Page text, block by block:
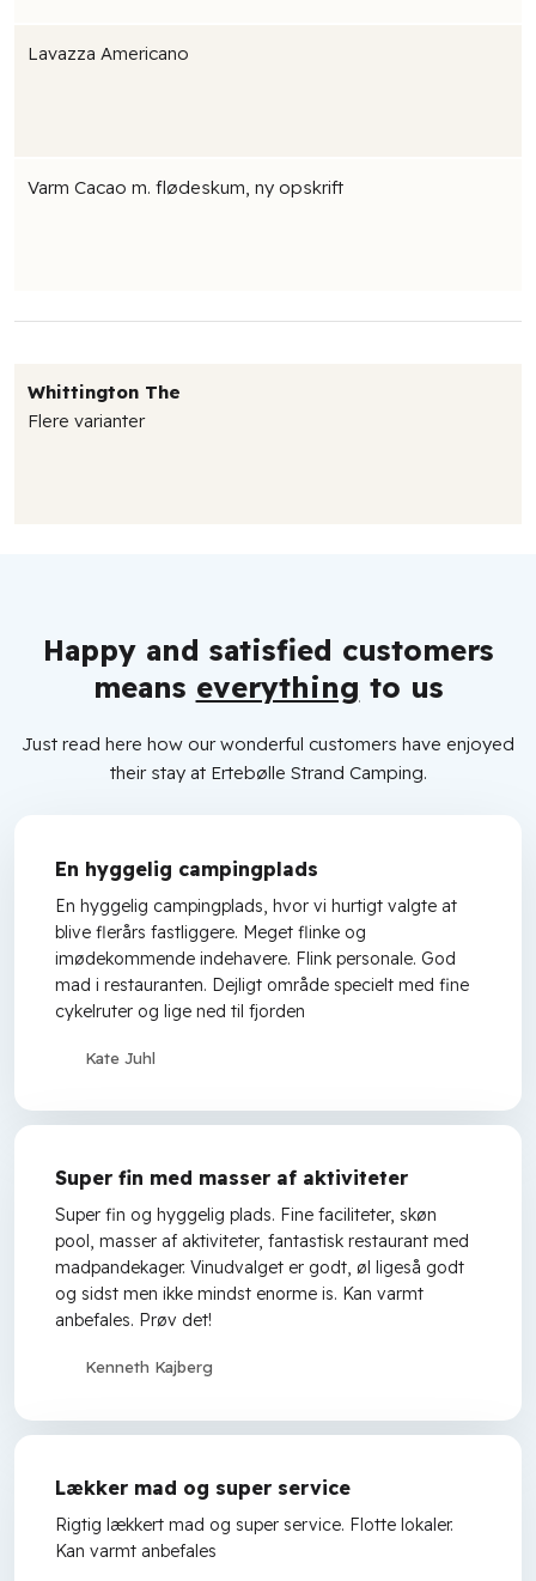
Lavazza Americano
Varm Cacao m. flødeskum, ny opskrift
Whittington The
Flere varianter
Happy and satisfied customers
means everything to us
Just read here how our wonderful customers have enjoyed
their stay at Ertebølle Strand Camping.
En hyggelig campingplads
En hyggelig campingplads, hvor vi hurtigt valgte at
blive flerårs fastliggere. Meget flinke og
imødekommende indehavere. Flink personale. God
mad i restauranten. Dejligt område specielt med fine
cykelruter og lige ned til fjorden
Kate Juhl
Super fin med masser af aktiviteter
Super fin og hyggelig plads. Fine faciliteter, skøn
pool, masser af aktiviteter, fantastisk restaurant med
madpandekager. Vinudvalget er godt, øl ligeså godt
og sidst men ikke mindst enorme is. Kan varmt
anbefales. Prøv det!
Kenneth Kajberg
Lækker mad og super service
Rigtig lækkert mad og super service. Flotte lokaler.
Kan varmt anbefales